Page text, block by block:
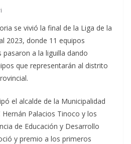
se vivió la final de la Liga de la
2023, donde 11 equipos
a la liguilla dando
que representarán al distrito
el alcalde de la Municipalidad
Hernán Palacios Tinoco y los
de Educación y Desarrollo
y premio a los primeros